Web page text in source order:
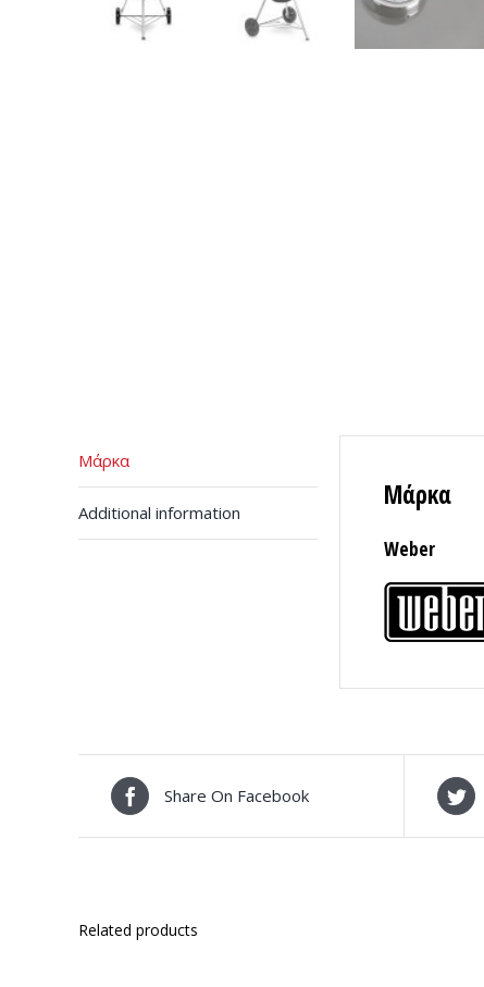
Μάρκα
Additional information
Μάρκα
Weber
Share On Facebook
Related products